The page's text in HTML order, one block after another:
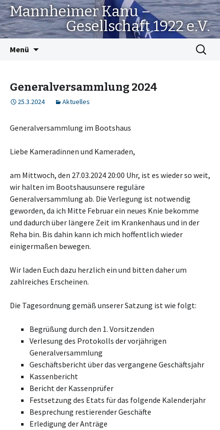
Mannheimer Kanu –
Gesellschaft 1922 e.V.
Menü
Suchen
nach:
Generalversammlung 2024
25.3.2024 Aktuelles
Generalversammlung im Bootshaus
Liebe Kameradinnen und Kameraden,
am Mittwoch, den 27.03.2024 20:00 Uhr, ist es wieder so weit,
wir halten im Bootshausunsere reguläre
Generalversammlung ab. Die Verlegung ist notwendig
geworden, da ich Mitte Februar ein neues Knie bekomme
und dadurch über längere Zeit im Krankenhaus und in der
Reha bin. Bis dahin kann ich mich hoffentlich wieder
einigermaßen bewegen.
Wir laden Euch dazu herzlich ein und bitten daher um
zahlreiches Erscheinen.
Die Tagesordnung gemäß unserer Satzung ist wie folgt:
Begrüßung durch den 1. Vorsitzenden
Verlesung des Protokolls der vorjährigen
Generalversammlung
Geschäftsbericht über das vergangene Geschäftsjahr
Kassenbericht
Bericht der Kassenprüfer
Festsetzung des Etats für das folgende Kalenderjahr
Besprechung restierender Geschäfte
Erledigung der Anträge